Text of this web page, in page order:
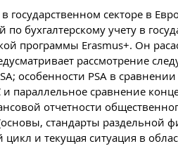
государственном секторе в
бухгалтерскому учету в
программы Erasmus+. Он
рассмотрение
особенности PSA в
параллельное сравнение
отчетности
стандарты раздельной
и текущая ситуация в